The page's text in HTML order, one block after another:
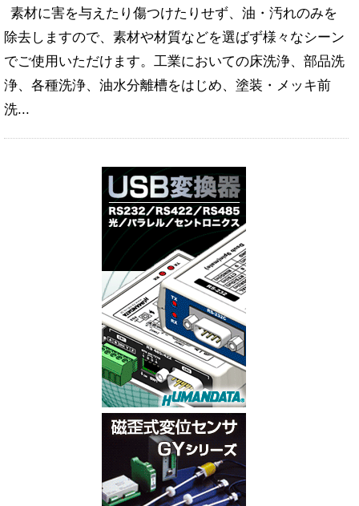
素材に害を与えたり​傷つけたりせず、油・汚れのみを
除去しますので、素材や材質などを選ばず様々なシーン
でご使用いただけます。工業においての床洗浄、部品洗
浄、各種洗浄、油水分離槽をはじめ、塗装・メッキ前
洗...